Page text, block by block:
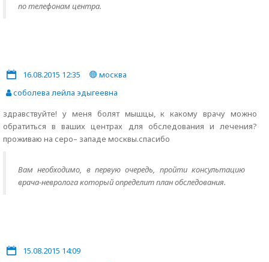
по телефонам центра.
16.08.2015 12:35
москва
соболева лейла эдыгеевна
здравствуйте! у меня болят мышцы, к какому врачу можно
обратиться в ваших центрах для обследования и лечения?
проживаю на серо– западе москвы.спасибо
Вам необходимо, в первую очередь, пройти консультацию
врача-невролога который определит план обследования.
15.08.2015 14:09